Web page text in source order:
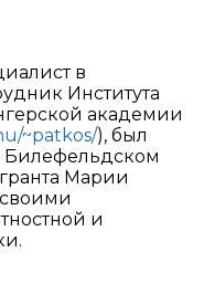
в
Института
академии
~patkos/), был
Билефельдском
Марии
и